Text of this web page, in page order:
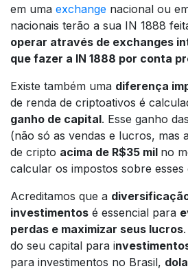
em uma exchange nacional ou
nacionais terão a sua IN 1888
operar através de exchanges
que fazer a IN 1888 por conta
Existe também uma diferença
de renda de criptoativos é
ganho de capital. Esse ganho
(não só as vendas e lucros, mas
de cripto acima de R$35 mil no
calcular os impostos sobre esses
Acreditamos que a
investimentos é essencial para
perdas e maximizar seus lucros
do seu capital para i
para investimentos no Brasil,